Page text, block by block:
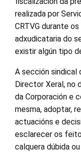
realizada por
CRTVG durante
adxudicataria do
existir algún tipo
A sección sindical
Director Xeral, no
da Corporación e
mesma, adoptar,
actuacións e
esclarecer os
calquera dúbida